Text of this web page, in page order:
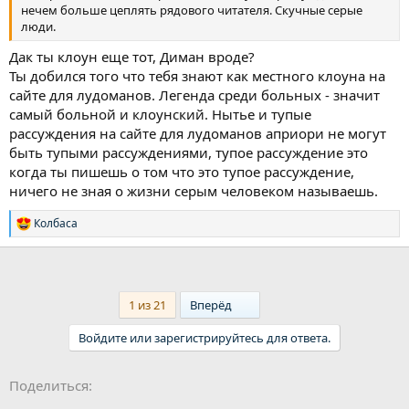
нечем больше цеплять рядового читателя. Скучные серые
люди.
Дак ты клоун еще тот, Диман вроде?
Ты добился того что тебя знают как местного клоуна на
сайте для лудоманов. Легенда среди больных - значит
самый больной и клоунский. Нытье и тупые
рассуждения на сайте для лудоманов априори не могут
быть тупыми рассуждениями, тупое рассуждение это
когда ты пишешь о том что это тупое рассуждение,
ничего не зная о жизни серым человеком называешь.
Р
е
Колбаса
1 из 21 Вперёд
Войдите или зарегистрируйтесь для ответа.
Поделиться: